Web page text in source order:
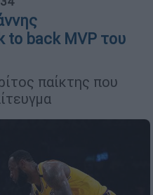
to back MVP του
παίκτης που